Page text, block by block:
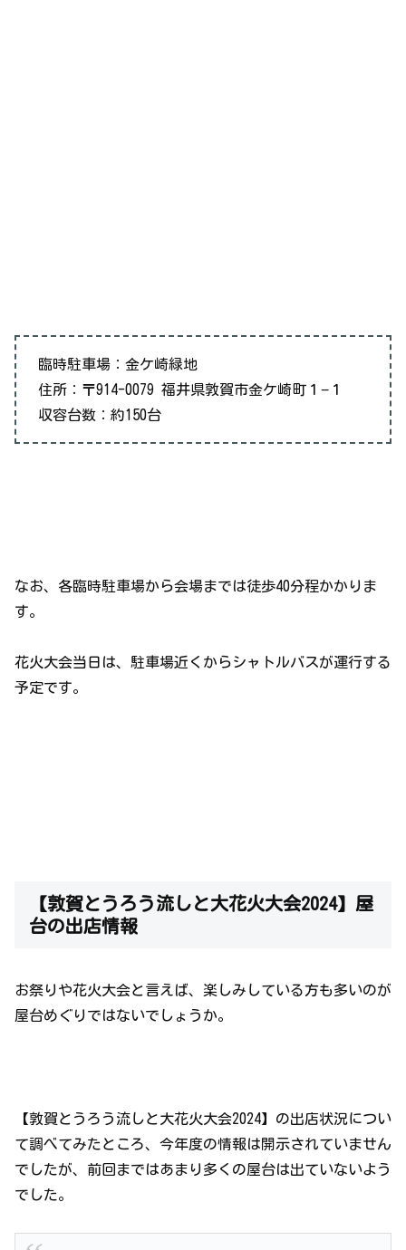
臨時駐車場：金ケ崎緑地
住所：〒914-0079 福井県敦賀市金ケ崎町１−１
収容台数：約150台
なお、各臨時駐車場から会場までは徒歩40分程かかりま
す。
花火大会当日は、駐車場近くからシャトルバスが運行する
予定です。
【敦賀とうろう流しと大花火大会2024】屋
台の出店情報
お祭りや花火大会と言えば、楽しみしている方も多いのが
屋台めぐりではないでしょうか。
【敦賀とうろう流しと大花火大会2024】の出店状況につい
て調べてみたところ、今年度の情報は開示されていません
でしたが、前回まではあまり多くの屋台は出ていないよう
でした。